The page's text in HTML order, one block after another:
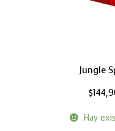
Jungle
$
Hay